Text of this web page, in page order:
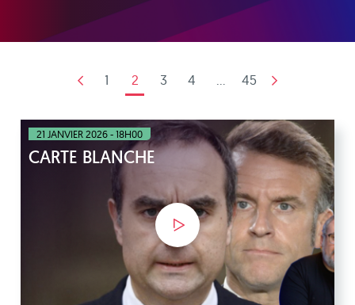
1 2 3 4 45
21 JANVIER 2026 - 18H00
CARTE BLANCHE